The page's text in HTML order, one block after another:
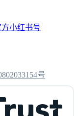
号